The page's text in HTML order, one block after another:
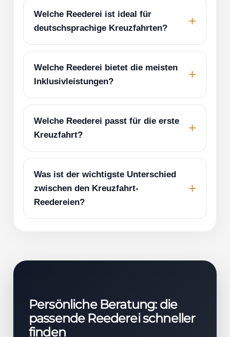
Welche Reederei ist ideal für
deutschsprachige Kreuzfahrten?
Welche Reederei bietet die meisten
Inklusivleistungen?
Welche Reederei passt für die erste
Kreuzfahrt?
Was ist der wichtigste Unterschied
zwischen den Kreuzfahrt-
Reedereien?
Persönliche Beratung: die
passende Reederei schneller
finden